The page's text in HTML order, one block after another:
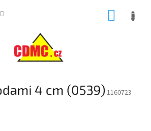
4 cm (0539) 1160723